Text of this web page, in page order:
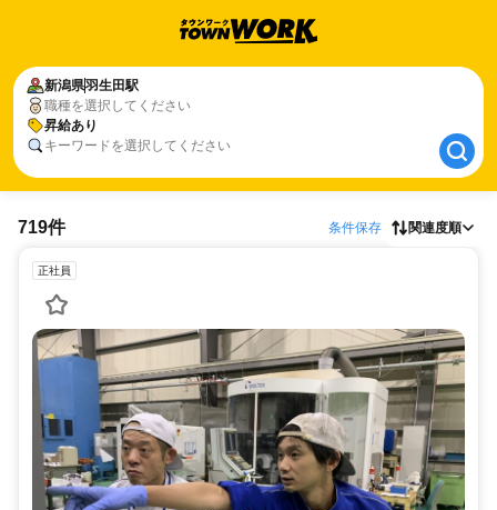
新潟県羽生田駅
職種を選択してください
昇給あり
キーワードを選択してください
新潟県羽生田駅
昇給あり
719件 条件保存 関連度順
正社員